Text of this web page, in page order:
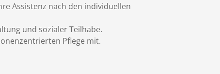
Assistenz nach den individuellen
und sozialer Teilhabe.
Pflege mit.